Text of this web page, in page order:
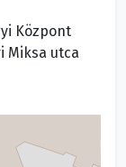
Központ
Miksa utca